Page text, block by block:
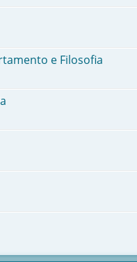
e Filosofia